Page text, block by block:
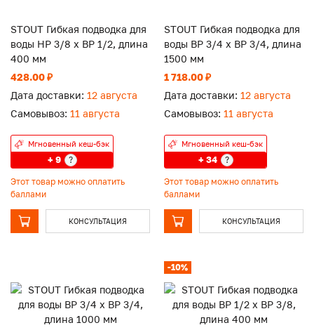
STOUT Гибкая подводка для
воды НР 3/8 х ВР 1/2, длина
400 мм
428.00 ₽
Дата доставки: 12 августа
Самовывоз: 11 августа
Мгновенный кеш-бэк
+ 9 ?
Этот товар можно оплатить
баллами
КОНСУЛЬТАЦИЯ
STOUT Гибкая подводка для
воды ВР 3/4 х ВР 3/4, длина
1500 мм
1 718.00 ₽
Дата доставки: 12 августа
Самовывоз: 11 августа
Мгновенный кеш-бэк
+ 34 ?
Этот товар можно оплатить
баллами
КОНСУЛЬТАЦИЯ
-10%